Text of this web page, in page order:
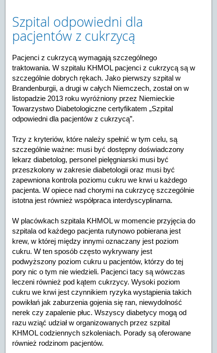
Szpital odpowiedni dla
pacjentów z cukrzycą
Pacjenci z cukrzycą wymagają szczególnego
traktowania. W szpitalu KHMOL pacjenci z cukrzycą są w
szczególnie dobrych rękach. Jako pierwszy szpital w
Brandenburgii, a drugi w całych Niemczech, został on w
listopadzie 2013 roku wyróżniony przez Niemieckie
Towarzystwo Diabetologiczne certyfikatem „Szpital
odpowiedni dla pacjentów z cukrzycą”.
Trzy z kryteriów, które należy spełnić w tym celu, są
szczególnie ważne: musi być dostępny doświadczony
lekarz diabetolog, personel pielęgniarski musi być
przeszkolony w zakresie diabetologii oraz musi być
zapewniona kontrola poziomu cukru we krwi u każdego
pacjenta. W opiece nad chorymi na cukrzycę szczególnie
istotna jest również współpraca interdyscyplinarna.
W placówkach szpitala KHMOL w momencie przyjęcia do
szpitala od każdego pacjenta rutynowo pobierana jest
krew, w której między innymi oznaczany jest poziom
cukru. W ten sposób często wykrywany jest
podwyższony poziom cukru u pacjentów, którzy do tej
pory nic o tym nie wiedzieli. Pacjenci tacy są wówczas
leczeni również pod kątem cukrzycy. Wysoki poziom
cukru we krwi jest czynnikiem ryzyka wystąpienia takich
powikłań jak zaburzenia gojenia się ran, niewydolność
nerek czy zapalenie płuc. Wszyscy diabetycy mogą od
razu wziąć udział w organizowanych przez szpital
KHMOL codziennych szkoleniach. Porady są oferowane
również rodzinom pacjentów.